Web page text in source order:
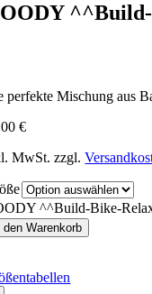
perfekte Mischung aus
€
MwSt. zzgl.
^^Build-Bike-
den Warenkorb